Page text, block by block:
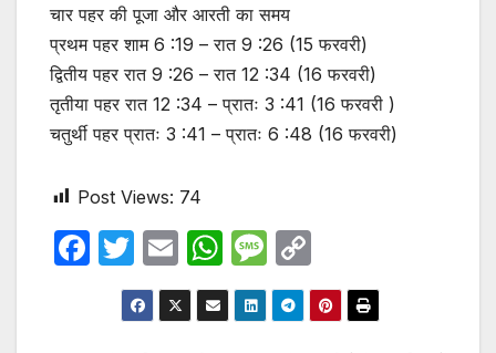
चार पहर की पूजा और आरती का समय
प्रथम पहर शाम 6 :19 – रात 9 :26 (15 फरवरी)
द्वितीय पहर रात 9 :26 – रात 12 :34 (16 फरवरी)
तृतीया पहर रात 12 :34 – प्रातः 3 :41 (16 फरवरी )
चतुर्थी पहर प्रातः 3 :41 – प्रातः 6 :48 (16 फरवरी)
Post Views: 74
F
T
w
itt
E
m
ail
W
h
at
M
e
s
o
p